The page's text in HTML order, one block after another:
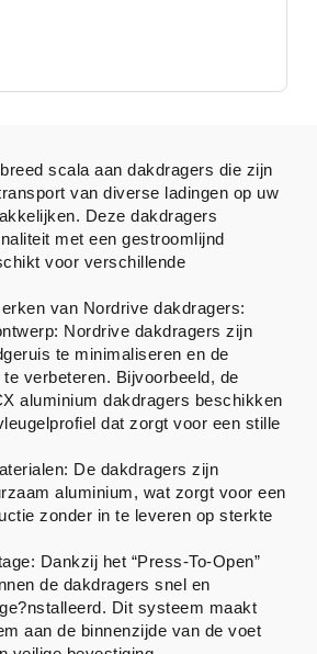
scala aan dakdragers die zijn
van diverse ladingen op uw
Deze dakdragers
met een gestroomlijnd
voor verschillende
van Nordrive dakdragers:
Nordrive dakdragers zijn
te minimaliseren en de
verbeteren. Bijvoorbeeld, de
aluminium dakdragers beschikken
dat zorgt voor een stille
De dakdragers zijn
aluminium, wat zorgt voor een
zonder in te leveren op sterkte
Dankzij het “Press-To-Open”
de dakdragers snel en
Dit systeem maakt
aan de binnenzijde van de voet